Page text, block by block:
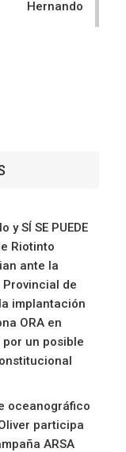
Hernando
y SÍ SE PUEDE
Riotinto
ante la
Provincial de
implantación
ORA en
por un posible
oceanográfico
participa
ARSA